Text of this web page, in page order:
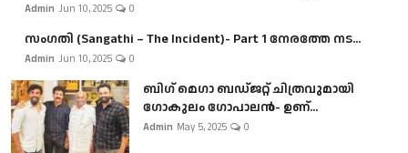
Admin Jun 10, 2025 0
സംഗതി (Sangathi – The Incident)- Part 1 നേരത്തേ നട...
Admin Jun 10, 2025 0
ബി​ഗ് മെഗാ ബഡ്ജറ്റ് ചിത്രവുമായി
ഗോകുലം ഗോപാലൻ- ഉണ്...
Admin May 5, 2025 0